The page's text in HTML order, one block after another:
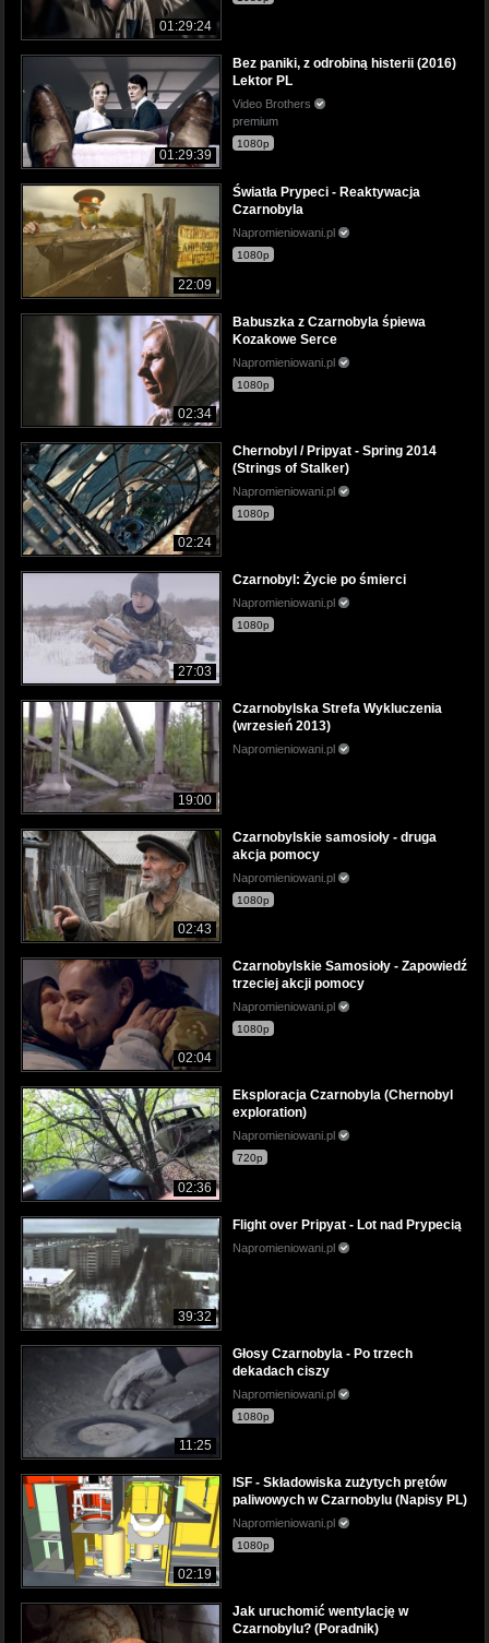
01:29:24
01:29:39
Bez paniki, z odrobiną histerii (2016)
Lektor PL
Video Brothers
premium
1080p
22:09
Światła Prypeci - Reaktywacja
Czarnobyla
Napromieniowani.pl
1080p
02:34
Babuszka z Czarnobyla śpiewa
Kozakowe Serce
Napromieniowani.pl
1080p
02:24
Chernobyl / Pripyat - Spring 2014
(Strings of Stalker)
Napromieniowani.pl
1080p
27:03
Czarnobyl: Życie po śmierci
Napromieniowani.pl
1080p
19:00
Czarnobylska Strefa Wykluczenia
(wrzesień 2013)
Napromieniowani.pl
02:43
Czarnobylskie samosioły - druga
akcja pomocy
Napromieniowani.pl
1080p
02:04
Czarnobylskie Samosioły - Zapowiedź
trzeciej akcji pomocy
Napromieniowani.pl
1080p
02:36
Eksploracja Czarnobyla (Chernobyl
exploration)
Napromieniowani.pl
720p
39:32
Flight over Pripyat - Lot nad Prypecią
Napromieniowani.pl
11:25
Głosy Czarnobyla - Po trzech
dekadach ciszy
Napromieniowani.pl
1080p
02:19
ISF - Składowiska zużytych prętów
paliwowych w Czarnobylu (Napisy PL)
Napromieniowani.pl
1080p
Jak uruchomić wentylację w
Czarnobylu? (Poradnik)